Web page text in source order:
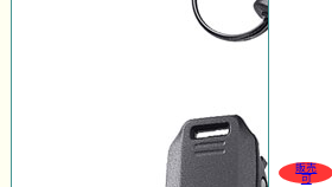
販売
可